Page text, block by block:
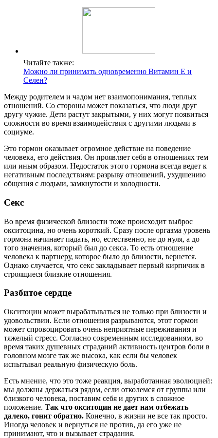
Читайте также:
Можно ли принимать одновременно Витамин Е и
Селен?
Между родителем и чадом нет взаимопонимания, теплых
отношений. Со стороны может показаться, что люди друг
другу чужие. Дети растут закрытыми, у них могут появиться
сложности во время взаимодействия с другими людьми в
социуме.
Это гормон оказывает огромное действие на поведение
человека, его действия. Он проявляет себя в отношениях тем
или иным образом. Недостаток этого гормона всегда ведет к
негативным последствиям: разрыву отношений, ухудшению
общения с людьми, замкнутости и холодности.
Секс
Во время физической близости тоже происходит выброс
окситоцина, но очень короткий. Сразу после оргазма уровень
гормона начинает падать, но, естественно, не до нуля, а до
того значения, который был до секса. То есть отношение
человека к партнеру, которое было до близости, вернется.
Однако случается, что секс закладывает первый кирпичик в
строящиеся близкие отношения.
Разбитое сердце
Окситоцин может вырабатываться не только при близости и
удовольствии. Если отношения разрываются, этот гормон
может спровоцировать очень неприятные переживания и
тяжелый стресс. Согласно современным исследованиям, во
время таких душевных страданий активность центров боли в
головном мозге так же высока, как если бы человек
испытывал реальную физическую боль.
Есть мнение, что это тоже реакция, выработанная эволюцией:
мы должны держаться рядом, если отколемся от группы или
близкого человека, поставим себя и других в сложное
положение. Так что окситоцин не дает нам отбежать
далеко, гонит обратно. Конечно, в жизни не все так просто.
Иногда человек и вернуться не против, да его уже не
принимают, что и вызывает страдания.